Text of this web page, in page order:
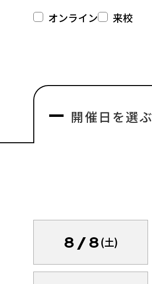
オンライン 来校
開催日を選ぶ
8/8(土)